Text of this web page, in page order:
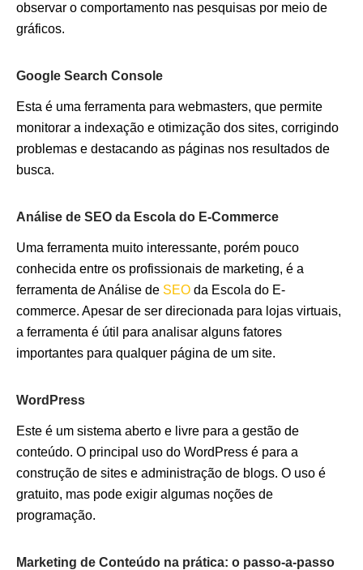
observar o comportamento nas pesquisas por meio de
gráficos.
Google Search Console
Esta é uma ferramenta para webmasters, que permite
monitorar a indexação e otimização dos sites, corrigindo
problemas e destacando as páginas nos resultados de
busca.
Análise de SEO da Escola do E-Commerce
Uma ferramenta muito interessante, porém pouco
conhecida entre os profissionais de marketing, é a
ferramenta de Análise de SEO da Escola do E-
commerce. Apesar de ser direcionada para lojas virtuais,
a ferramenta é útil para analisar alguns fatores
importantes para qualquer página de um site.
WordPress
Este é um sistema aberto e livre para a gestão de
conteúdo. O principal uso do WordPress é para a
construção de sites e administração de blogs. O uso é
gratuito, mas pode exigir algumas noções de
programação.
Marketing de Conteúdo na prática: o passo-a-passo